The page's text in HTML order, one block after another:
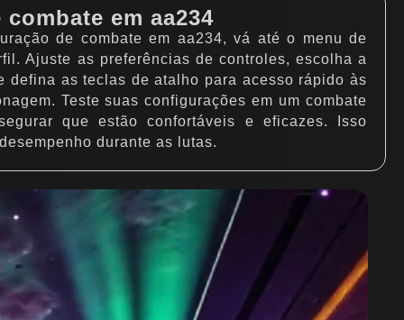
em aa234
de combate em aa234, vá até o menu de
Ajuste as preferências de controles, escolha a
defina as teclas de atalho para acesso rápido às
Teste suas configurações em um combate
que estão confortáveis e eficazes. Isso
durante as lutas.